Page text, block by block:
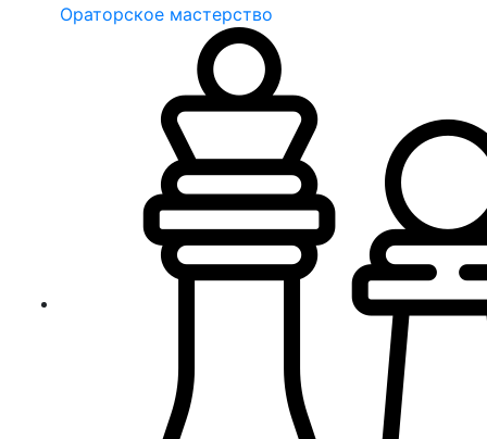
Ораторское мастерство